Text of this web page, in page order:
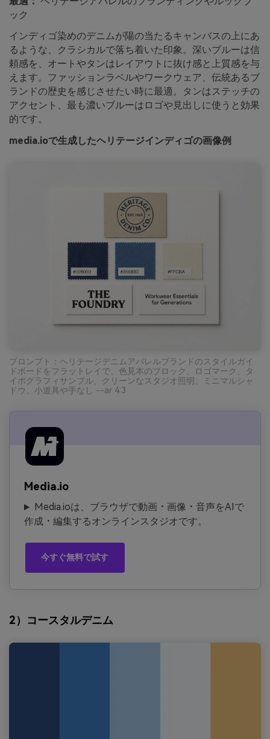
ック
インディゴ染めのデニムが陽の当たるキャンバスの上にあ
るような、クラシカルで落ち着いた印象。深いブルーは信
頼感を、オートやタンはレイアウトに抜け感と上質感を与
えます。ファッションラベルやワークウェア、伝統あるブ
ランドの歴史を感じさせたい時に最適。タンはステッチの
アクセント、最も濃いブルーはロゴや見出しに使うと効果
的です。
media.ioで生成したヘリテージインディゴの画像例
プロンプト：ヘリテージデニムアパレルブランドのスタイルガイ
ドボードをフラットレイで、色見本のブロック、ロゴマーク、タ
イポグラフィサンプル、クリーンなスタジオ照明、ミニマルシャ
ドウ、小道具や手なし --ar 4:3
Media.io
Media.ioは、ブラウザで動画・画像・音声をAIで
作成・編集するオンラインスタジオです。
今すぐ無料で試す
2）コースタルデニム